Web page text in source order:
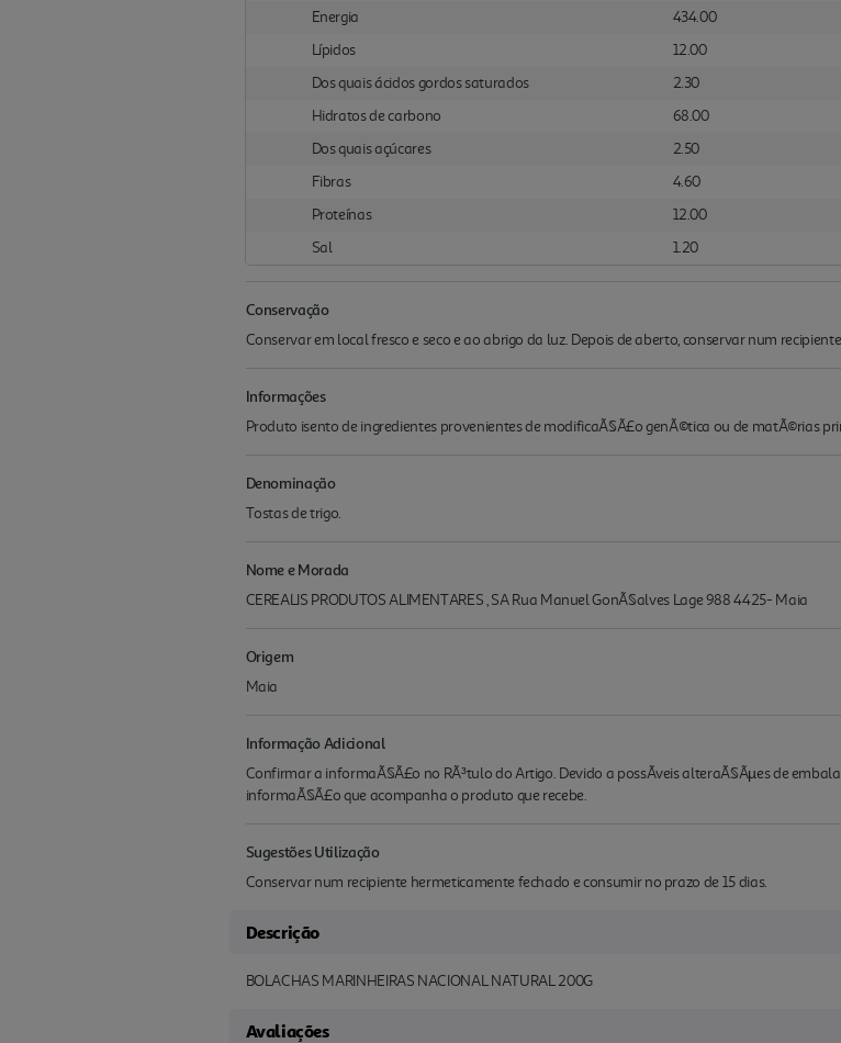
Energia
434.00
Lípidos
12.00
Dos quais ácidos gordos saturados
2.30
Hidratos de carbono
68.00
Dos quais açúcares
2.50
Fibras
4.60
Proteínas
12.00
Sal
1.20
Conservação
Conservar em local fresco e seco e ao abrigo da luz. Depois de aberto, conservar num
Informações
Produto isento de ingredientes provenientes de modificaÃ§Ã£o genÃ©tica ou de matÃ©rias
Denominação
Tostas de trigo.
Nome e Morada
CEREALIS PRODUTOS ALIMENTARES , SA Rua Manuel GonÃ§alves Lage 988 4425- Maia
Origem
Maia
Informação Adicional
Confirmar a informaÃ§Ã£o no RÃ³tulo do Artigo. Devido a possÃ­veis alteraÃ§Ãµes de
informaÃ§Ã£o que acompanha o produto que recebe.
Sugestões Utilização
Conservar num recipiente hermeticamente fechado e consumir no prazo de 15 dias.
Descrição
BOLACHAS MARINHEIRAS NACIONAL NATURAL 200G
Avaliações